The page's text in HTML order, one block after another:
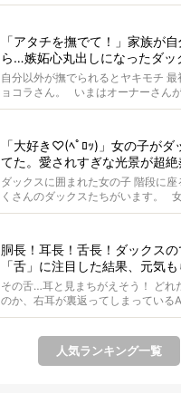
「アタチを撫でて！」家族が
ら…嫉妬心丸出しになったダッ
自分以外が撫でられるとヤキモチ
ョコラさん。 いまはオーナーさん
「大好き♡(ﾍﾟﾛｯ)」女の子が
てた。愛されすぎな光景が超絶
ダックスに囲まれた女の子 階段に
くさんのダックスたちがいます。
胴長！耳長！舌長！ダックス
「舌」に注目した結果、元気も
その舌…耳と見まちがえそう！ どれ
のか、右耳が裏返ってしまっている
人気ランキング一覧